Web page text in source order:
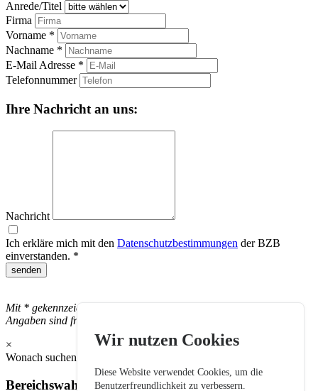
Wir nutzen Cookies
Diese Website verwendet Cookies, um die
Benutzerfreundlichkeit zu verbessern.
Anrede/Titel
Firma
Vorname *
Nachname *
E-Mail Adresse *
Telefonnummer
Ihre Nachricht an uns:
Nachricht
Ich erkläre mich mit den Datenschutzbestimmungen der BZB
einverstanden. *
senden
Mit * gekennzeichnete Felder sind Pflichtfelder, alle anderen
Angaben sind freiwillig.
×
Wonach suchen Sie?
Bereichswahl: